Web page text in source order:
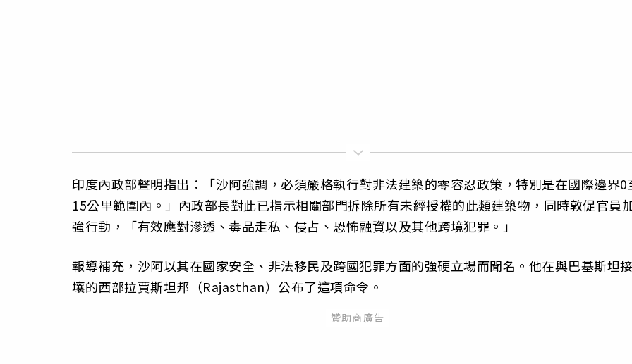
印度內政部聲明指出：「沙阿強調，必須嚴格執行對非法建築的零容忍政策，特別是在國際邊界0
15公里範圍內。」內政部長對此已指示相關部門拆除所有未經授權的此類建築物，同時敦促官員
強行動，「有效應對滲透、毒品走私、侵占、恐怖融資以及其他跨境犯罪。」
報導補充，沙阿以其在國家安全、非法移民及跨國犯罪方面的強硬立場而聞名。他在與巴基斯坦
壤的西部拉賈斯坦邦（Rajasthan）公布了這項命令。